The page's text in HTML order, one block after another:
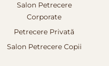
Salon Petrecere
Corporate
Petrecere Privată
Salon Petrecere Copii